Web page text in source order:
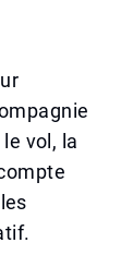
vol, la